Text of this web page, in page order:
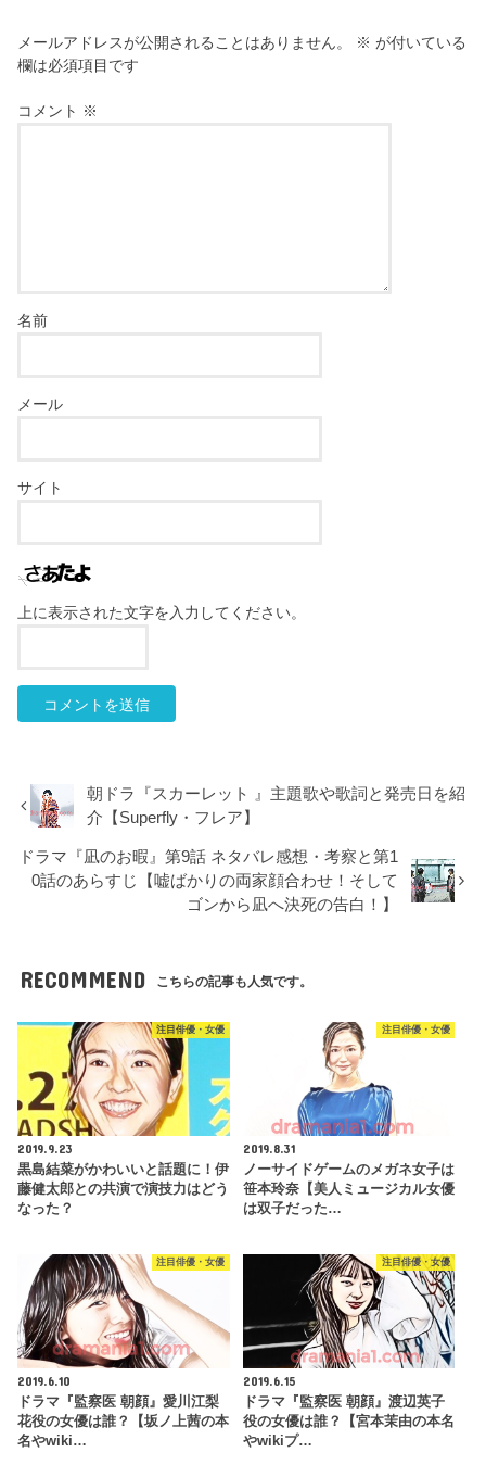
メールアドレスが公開されることはありません。 ※ が付いている
欄は必須項目です
コメント ※
名前
メール
サイト
上に表示された文字を入力してください。
朝ドラ『スカーレット 』主題歌や歌詞と発売日を紹
介【Superfly・フレア】
ドラマ『凪のお暇』第9話 ネタバレ感想・考察と第1
0話のあらすじ【嘘ばかりの両家顔合わせ！そして
ゴンから凪へ決死の告白！】
RECOMMEND こちらの記事も人気です。
注目俳優・女優
2019.9.23
黒島結菜がかわいいと話題に！伊
藤健太郎との共演で演技力はどう
なった？
注目俳優・女優
2019.8.31
ノーサイドゲームのメガネ女子は
笹本玲奈【美人ミュージカル女優
は双子だった…
注目俳優・女優
2019.6.10
ドラマ『監察医 朝顔』愛川江梨
花役の女優は誰？【坂ノ上茜の本
名やwiki…
注目俳優・女優
2019.6.15
ドラマ『監察医 朝顔』渡辺英子
役の女優は誰？【宮本茉由の本名
やwikiプ…